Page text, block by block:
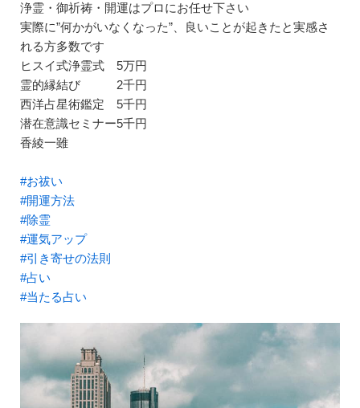
浄霊・御祈祷・開運はプロにお任せ下さい
実際に”何かがいなくなった”、良いことが起きたと実感さ
れる方多数です
ヒスイ式浄霊式 5万円
霊的縁結び 2千円
西洋占星術鑑定 5千円
潜在意識セミナー5千円
香綾一雖
#お祓い
#開運方法
#除霊
#運気アップ
#引き寄せの法則
#占い
#当たる占い